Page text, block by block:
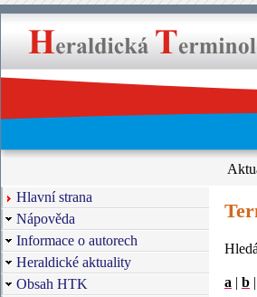
Hlavní strana
Nápověda
Informace o autorech
Heraldické aktuality
Obsah HTK
a | b |